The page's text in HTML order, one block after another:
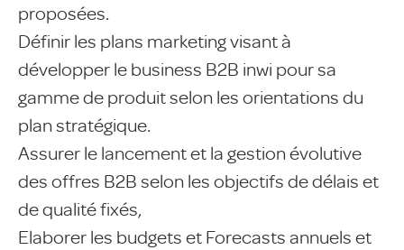
proposées.
Définir les plans marketing visant à
développer le business B2B inwi pour sa
gamme de produit selon les orientations du
plan stratégique.
Assurer le lancement et la gestion évolutive
des offres B2B selon les objectifs de délais et
de qualité fixés,
Elaborer les budgets et Forecasts annuels et